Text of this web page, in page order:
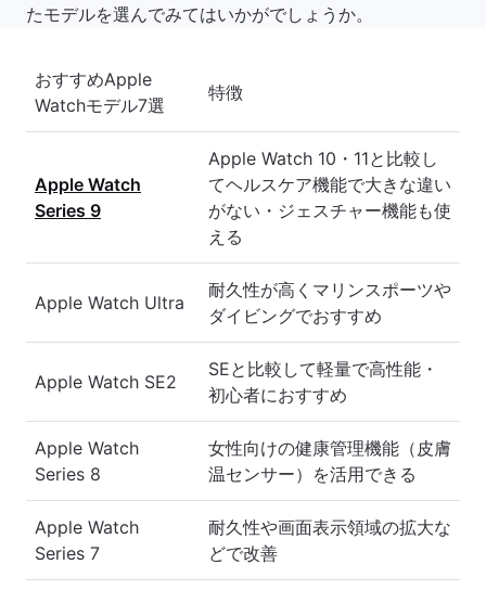
たモデルを選んでみてはいかがでしょうか。
おすすめApple
Watchモデル7選
特徴
Apple Watch
Series 9
Apple Watch 10・11と比較し
てヘルスケア機能で大きな違い
がない・ジェスチャー機能も使
える
Apple Watch Ultra
耐久性が高くマリンスポーツや
ダイビングでおすすめ
Apple Watch SE2
SEと比較して軽量で高性能・
初心者におすすめ
Apple Watch
Series 8
女性向けの健康管理機能（皮膚
温センサー）を活用できる
Apple Watch
Series 7
耐久性や画面表示領域の拡大な
どで改善